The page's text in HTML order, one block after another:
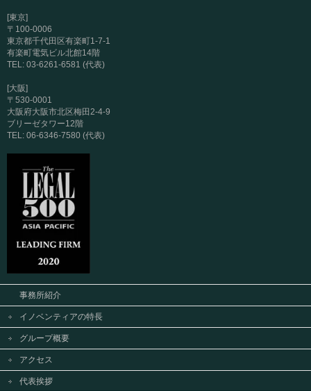
[東京]
〒100-0006
東京都千代田区有楽町1-7-1
有楽町電気ビル北館14階
TEL: 03-6261-6581 (代表)
[大阪]
〒530-0001
大阪府大阪市北区梅田2-4-9
ブリーゼタワー12階
TEL: 06-6346-7580 (代表)
事務所紹介
イノベンティアの特長
グループ概要
アクセス
代表挨拶